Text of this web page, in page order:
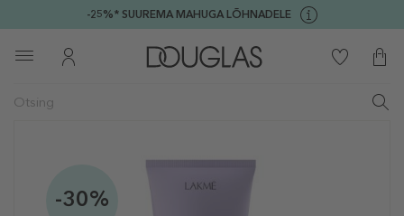
-25%* SUUREMA MAHUGA LÕHNADELE
-30%